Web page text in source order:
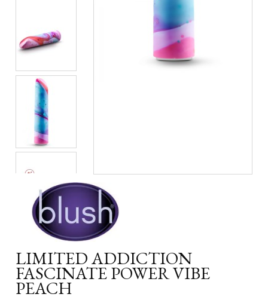
LIMITED ADDICTION
FASCINATE POWER VIBE
PEACH